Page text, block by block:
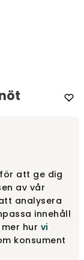
att ge dig
av vår
analysera
innehåll
hur vi
konsument
5 555 kr